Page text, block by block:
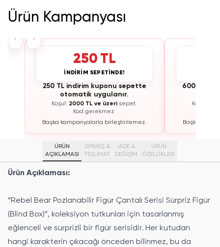
Ürün Kampanyası
‹
›
250 TL
İNDİRİM SEPETİNDE!
250 TL indirim kuponu sepette
otomatik uygulanır.
Koşul: 2000 TL ve üzeri sepet.
Kod gerekmez.
Başka kampanyalarla birleştirilemez.
600 TL
Koşul:
Başka
ÜRÜN
AÇIKLAMASI
SİPARİŞ &
TESLİMAT
İADE &
DEĞİŞİM
ÜRÜN
ÖZELLIKLERI
Ürün Açıklaması:
“Rebel Bear Pozlanabilir Figür Çantalı Serisi Sürpriz Figür
(Blind Box)”, koleksiyon tutkunları için tasarlanmış
eğlenceli ve sürprizli bir figür serisidir. Her kutudan
hangi karakterin çıkacağı önceden bilinmez, bu da